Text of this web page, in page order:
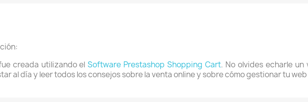
creada utilizando elSoftware Prestashop Shopping Cart. No olvides echarle un
al día y leer todos los consejos sobre la venta online y sobre cómo gestionar tu